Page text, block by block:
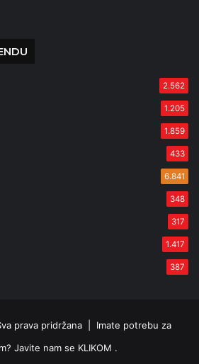
2.562
1.205
1.859
433
6.841
348
317
1.417
387
prava pridržana | Imate potrebu za
Javite nam se KLIKOM .